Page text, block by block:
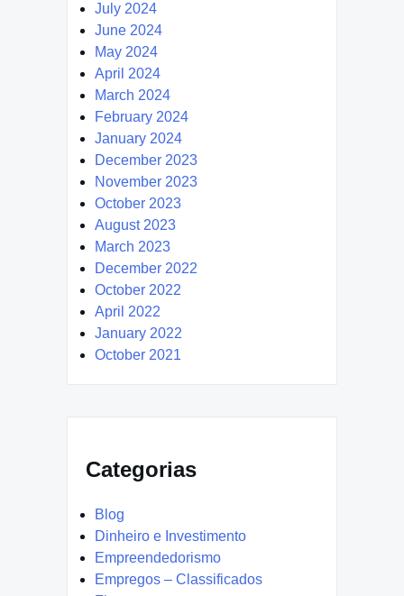
July 2024
June 2024
May 2024
April 2024
March 2024
February 2024
January 2024
December 2023
November 2023
October 2023
August 2023
March 2023
December 2022
October 2022
April 2022
January 2022
October 2021
Categorias
Blog
Dinheiro e Investimento
Empreendedorismo
Empregos – Classificados